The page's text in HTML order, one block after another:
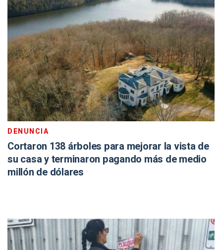
DENUNCIA
Cortaron 138 árboles para mejorar la vista de
su casa y terminaron pagando más de medio
millón de dólares